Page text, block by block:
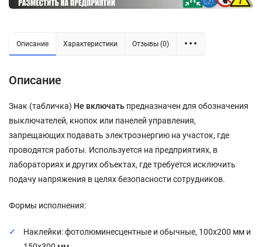
Описание Характеристики Отзывы (0)
Описание
Знак (табличка) Не включать предназначен для обозначения
выключателей, кнопок или панелей управления,
запрещающих подавать электроэнергию на участок, где
проводятся работы. Используется на предприятиях, в
лабораториях и других объектах, где требуется исключить
подачу напряжения в целях безопасности сотрудников.
Формы исполнения:
Наклейки: фотолюминесцентные и обычные, 100x200 мм и